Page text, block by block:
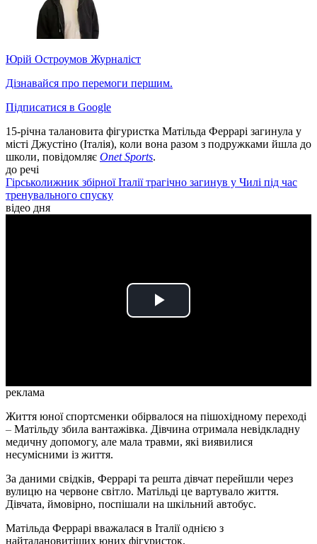
Юрій Остроумов Журналіст
Дізнавайся про перемоги першим.
Підписатися в Google
15-річна талановита фігуристка Матільда Феррарі загинула у
місті Джустіно (Італія), коли вона разом з подружками йшла до
школи, повідомляє Onet Sports.
до речі
Гірськолижник збірної Італії трагічно загинув у Чилі під час
тренувального спуску
відео дня
Play
реклама
Життя юної спортсменки обірвалося на пішохідному переході
– Матільду збила вантажівка. Дівчина отримала невідкладну
медичну допомогу, але мала травми, які виявилися
несумісними із життя.
За даними свідків, Феррарі та решта дівчат перейшли через
вулицю на червоне світло. Матільді це вартувало життя.
Дівчата, ймовірно, поспішали на шкільний автобус.
Матільда Феррарі вважалася в Італії однією з
найталановитіших юних фігуристок.